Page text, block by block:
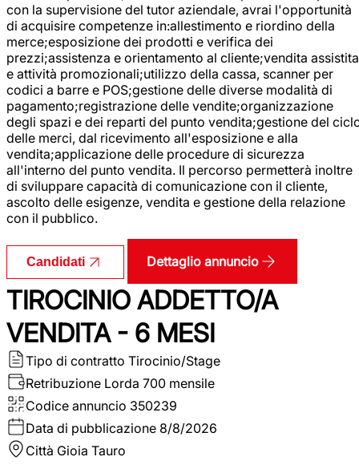
con la supervisione del tutor aziendale, avrai l'opportunità
di acquisire competenze in:allestimento e riordino della
merce;esposizione dei prodotti e verifica dei
prezzi;assistenza e orientamento al cliente;vendita assistita
e attività promozionali;utilizzo della cassa, scanner per
codici a barre e POS;gestione delle diverse modalità di
pagamento;registrazione delle vendite;organizzazione
degli spazi e dei reparti del punto vendita;gestione del
delle merci, dal ricevimento all'esposizione e alla
vendita;applicazione delle procedure di sicurezza
all'interno del punto vendita. Il percorso permetterà inoltre
di sviluppare capacità di comunicazione con il cliente,
ascolto delle esigenze, vendita e gestione della relazione
con il pubblico.
Candidati Dettaglio annuncio
TIROCINIO ADDETTO/A
VENDITA - 6 MESI
Tipo di contratto Tirocinio/Stage
Retribuzione Lorda 700 mensile
Codice annuncio 350239
Data di pubblicazione 8/8/2026
Città Gioia Tauro